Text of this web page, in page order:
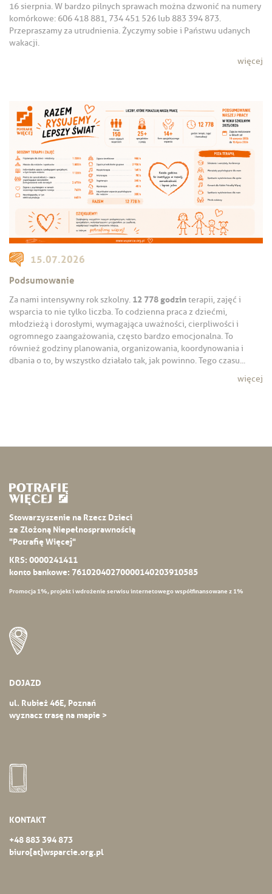
16 sierpnia. W bardzo pilnych sprawach można dzwonić na numery
komórkowe: 606 418 881, 734 451 526 lub 883 394 873.
Przepraszamy za utrudnienia. Życzymy sobie i Państwu udanych
wakacji.
więcej
15.07.2026
Podsumowanie
Za nami intensywny rok szkolny. 12 778 godzinterapii, zajęć i
wsparcia to nie tylko liczba. To codzienna praca z dziećmi,
młodzieżą i dorosłymi, wymagająca uważności, cierpliwości i
ogromnego zaangażowania, często bardzo emocjonalna. To
również godziny planowania, organizowania, koordynowania i
dbania o to, by wszystko działało tak, jak powinno. Tego czasu...
więcej
Stowarzyszenie na Rzecz Dzieci
ze Złożoną Niepełnosprawnością
"Potrafię Więcej"
KRS: 0000241411
konto bankowe: 76102040270000140203910585
Promocja 1%, projekt i wdrożenie serwisu internetowego współfinansowane z 1%
DOJAZD
ul. Rubież 46E, Poznań
wyznacz trasę na mapie >
KONTAKT
+48 883 394 873
biuro[at]wsparcie.org.pl